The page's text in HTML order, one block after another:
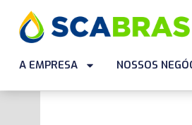
A EMPRESA NOSSOS